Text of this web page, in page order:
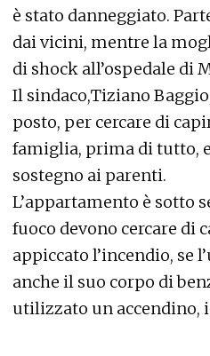
è stato danneggiato.
dai vicini, mentre la
di shock all’ospedale di
Il sindaco,Tiziano
posto, per cercare di
famiglia, prima di tutto,
sostegno ai parenti.
L’appartamento è sotto
fuoco devono cercare di
appiccato l’incendio, se
anche il suo corpo di
utilizzato un accendino,